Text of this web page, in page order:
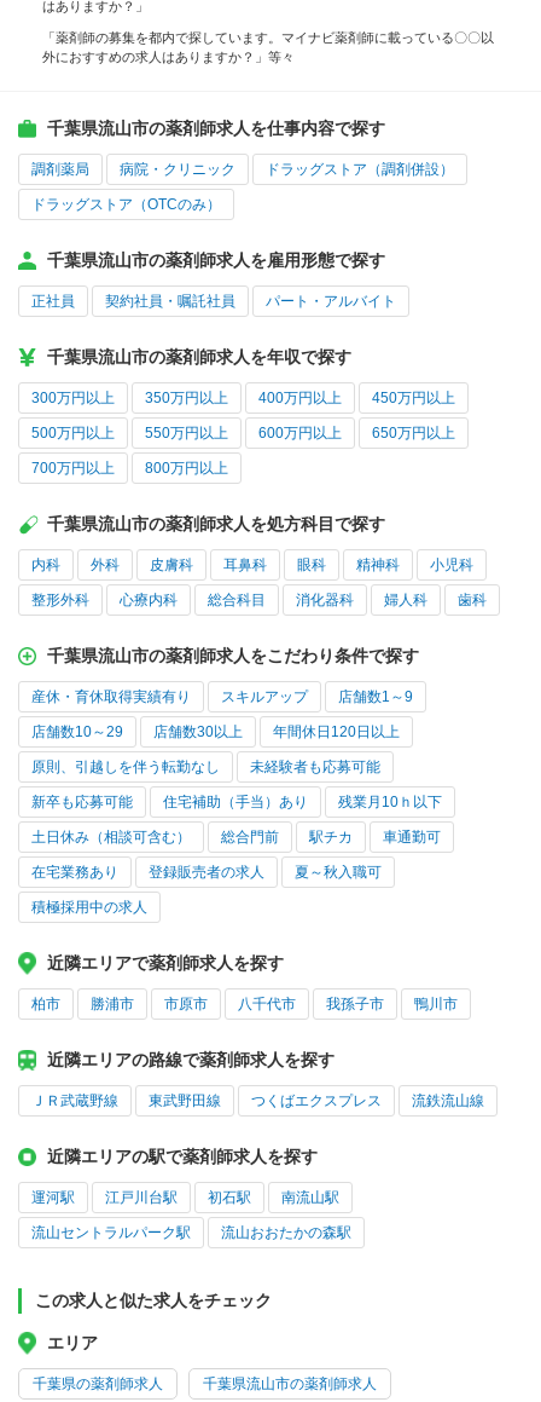
はありますか？」
「薬剤師の募集を都内で探しています。マイナビ薬剤師に載っている〇〇以
外におすすめの求人はありますか？」等々
千葉県流山市の薬剤師求人を仕事内容で探す
調剤薬局 病院・クリニック ドラッグストア（調剤併設）
ドラッグストア（OTCのみ）
千葉県流山市の薬剤師求人を雇用形態で探す
正社員 契約社員・嘱託社員 パート・アルバイト
千葉県流山市の薬剤師求人を年収で探す
300万円以上 350万円以上 400万円以上 450万円以上
500万円以上 550万円以上 600万円以上 650万円以上
700万円以上 800万円以上
千葉県流山市の薬剤師求人を処方科目で探す
内科 外科 皮膚科 耳鼻科 眼科 精神科 小児科
整形外科 心療内科 総合科目 消化器科 婦人科 歯科
千葉県流山市の薬剤師求人をこだわり条件で探す
産休・育休取得実績有り スキルアップ 店舗数1～9
店舗数10～29 店舗数30以上 年間休日120日以上
原則、引越しを伴う転勤なし 未経験者も応募可能
新卒も応募可能 住宅補助（手当）あり 残業月10ｈ以下
土日休み（相談可含む） 総合門前 駅チカ 車通勤可
在宅業務あり 登録販売者の求人 夏～秋入職可
積極採用中の求人
近隣エリアで薬剤師求人を探す
柏市 勝浦市 市原市 八千代市 我孫子市 鴨川市
近隣エリアの路線で薬剤師求人を探す
ＪＲ武蔵野線 東武野田線 つくばエクスプレス 流鉄流山線
近隣エリアの駅で薬剤師求人を探す
運河駅 江戸川台駅 初石駅 南流山駅
流山セントラルパーク駅 流山おおたかの森駅
この求人と似た求人をチェック
エリア
千葉県の薬剤師求人 千葉県流山市の薬剤師求人